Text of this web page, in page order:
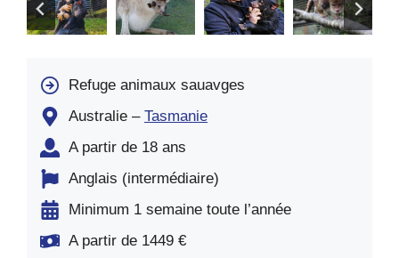
Refuge animaux sauavges
Australie – Tasmanie
A partir de 18 ans
Anglais (intermédiaire)
Minimum 1 semaine toute l’année
A partir de 1449 €